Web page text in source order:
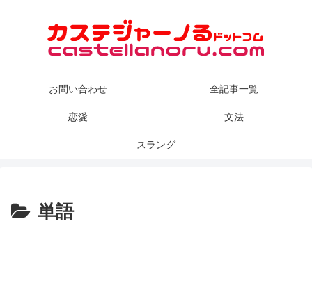
お問い合わせ 全記事一覧
恋愛 文法
スラング
単語